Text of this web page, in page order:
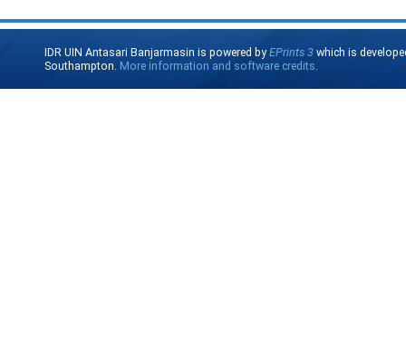
IDR UIN Antasari Banjarmasin is powered byEPrints 3 which is
Southampton. More information and software credits.